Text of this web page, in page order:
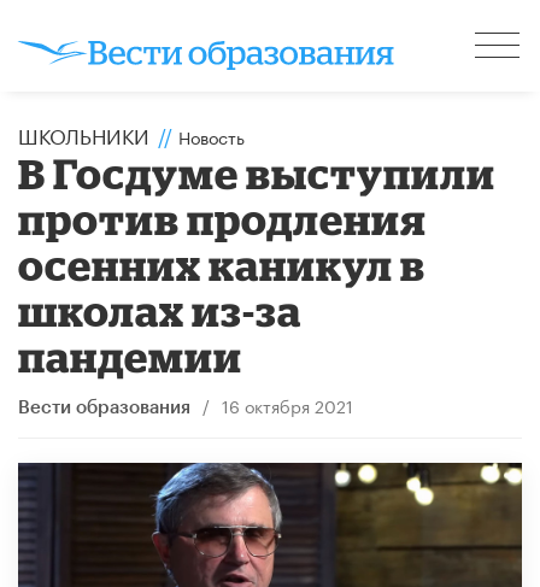
ШКОЛЬНИКИ // Новость
В Госдуме выступили
против продления
осенних каникул в
школах из-за
пандемии
Вести образования / 16 октября 2021